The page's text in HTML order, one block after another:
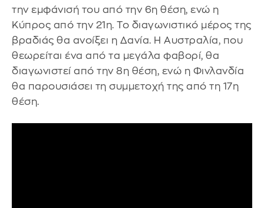
την εμφάνισή του από την 6η θέση, ενώ η
Κύπρος από την 21η. Το διαγωνιστικό μέρος της
βραδιάς θα ανοίξει η Δανία. Η Αυστραλία, που
θεωρείται ένα από τα μεγάλα φαβορί, θα
διαγωνιστεί από την 8η θέση, ενώ η Φινλανδία
θα παρουσιάσει τη συμμετοχή της από τη 17η
θέση.